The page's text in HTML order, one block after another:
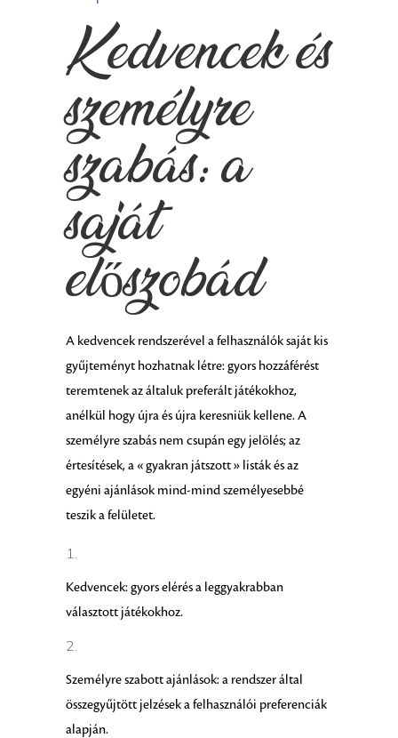
Kedvencek és
személyre
szabás: a
saját
előszobád
A kedvencek rendszerével a felhasználók saját kis
gyűjteményt hozhatnak létre: gyors hozzáférést
teremtenek az általuk preferált játékokhoz,
anélkül hogy újra és újra keresniük kellene. A
személyre szabás nem csupán egy jelölés; az
értesítések, a « gyakran játszott » listák és az
egyéni ajánlások mind-mind személyesebbé
teszik a felületet.
Kedvencek: gyors elérés a leggyakrabban
választott játékokhoz.
Személyre szabott ajánlások: a rendszer által
összegyűjtött jelzések a felhasználói preferenciák
alapján.